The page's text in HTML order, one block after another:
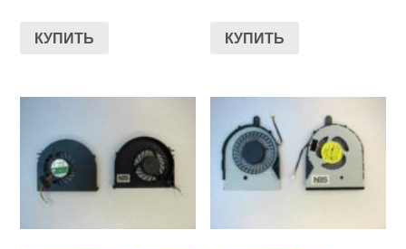
КУПИТЬ КУПИТЬ